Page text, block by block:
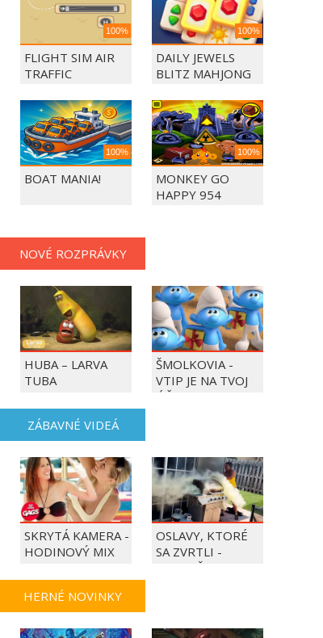
100%
FLIGHT SIM AIR
TRAFFIC
100%
DAILY JEWELS
BLITZ MAHJONG
100%
BOAT MANIA!
100%
MONKEY GO
HAPPY 954
NOVÉ ROZPRÁVKY
HUBA – LARVA
TUBA
ŠMOLKOVIA -
VTIP JE NA TVOJ
ÚČET
ZÁBAVNÉ VIDEÁ
SKRYTÁ KAMERA -
HODINOVÝ MIX
OSLAVY, KTORÉ
SA ZVRTLI -
NAJLEPŠIE
HERNÉ NOVINKY